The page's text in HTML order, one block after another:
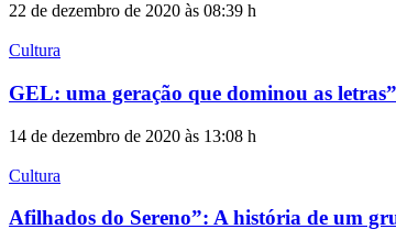
22 de dezembro de 2020 às 08:39 h
Cultura
GEL: uma geração que dominou as
14 de dezembro de 2020 às 13:08 h
Cultura
Afilhados do Sereno”: A história de um